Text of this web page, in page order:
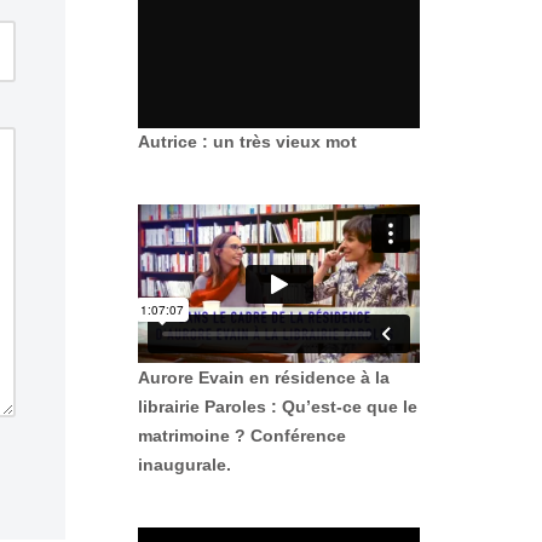
Autrice : un très vieux mot
Aurore Evain en résidence à la
librairie Paroles : Qu’est-ce que le
matrimoine ? Conférence
inaugurale.